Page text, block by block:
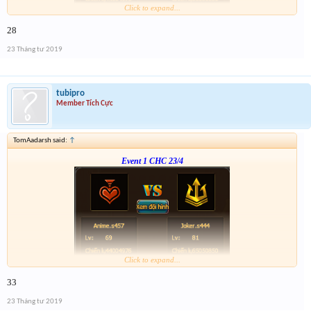
Click to expand...
28
23 Tháng tư 2019
tubipro
Member Tích Cực
TomAadarsh said: ↑
Event 1 CHC 23/4
Click to expand...
33
23 Tháng tư 2019